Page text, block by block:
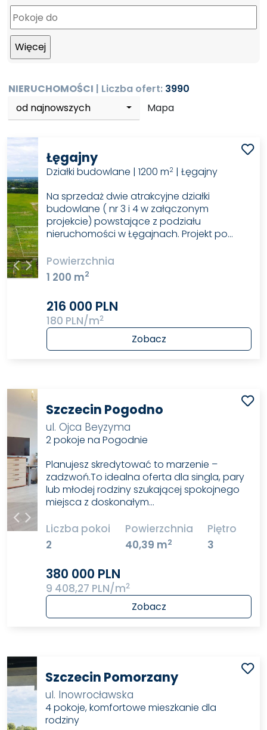
NIERUCHOMOŚCI | Liczba ofert: 3990
od najnowszych
Mapa
Łęgajny
Działki budowlane | 1200 m2 | Łęgajny
Na sprzedaż dwie atrakcyjne działki
budowlane ( nr 3 i 4 w załączonym
projekcie) powstające z podziału
nieruchomości w Łęgajnach. Projekt po…
Powierzchnia
1 200 m2
216 000 PLN
180 PLN/m2
Zobacz
Szczecin Pogodno
ul. Ojca Beyzyma
2 pokoje na Pogodnie
Planujesz skredytować to marzenie –
zadzwoń.To idealna oferta dla singla, pary
lub młodej rodziny szukającej spokojnego
miejsca z doskonałym…
Liczba pokoi
2
Powierzchnia
40,39 m2
Piętro
3
380 000 PLN
9 408,27 PLN/m2
Zobacz
Szczecin Pomorzany
ul. Inowrocławska
4 pokoje, komfortowe mieszkanie dla
rodziny